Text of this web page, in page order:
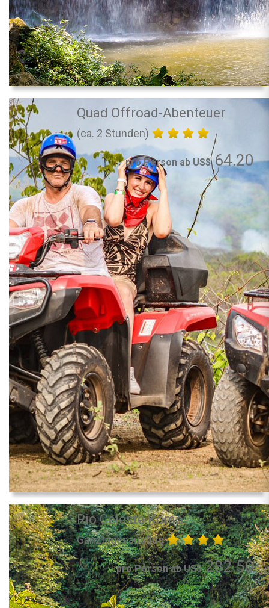
Quad Offroad-Abenteuer
(ca. 2 Stunden)
pro Person ab US$64.20
Rio Celeste Komo
Ganztagesausflug
pro Person ab US$282.50